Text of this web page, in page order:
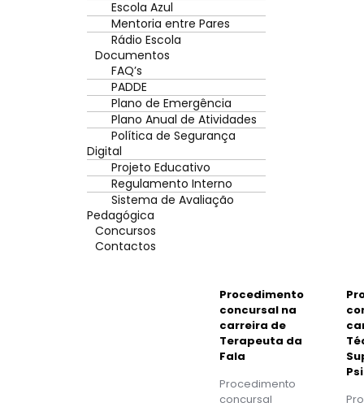
Escola Azul
Mentoria entre Pares
Rádio Escola
Documentos
FAQ’s
PADDE
Plano de Emergência
Plano Anual de Atividades
Política de Segurança
Digital
Projeto Educativo
Regulamento Interno
Sistema de Avaliação
Pedagógica
Concursos
Contactos
Procedimento
concursal na
carreira de
Terapeuta da
Fala
Procedimento
concursal